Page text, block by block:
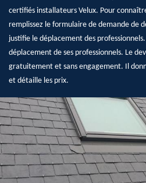
certifiés installateurs Velux. Pour
remplissez le formulaire de demande de
justifie le déplacement des
déplacement de ses professionnels. Le
gratuitement et sans engagement. Il
et détaille les prix.